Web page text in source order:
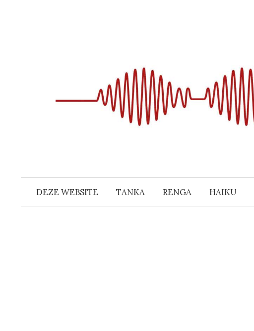
DEZE WEBSITE TANKA RENGA HAIKU